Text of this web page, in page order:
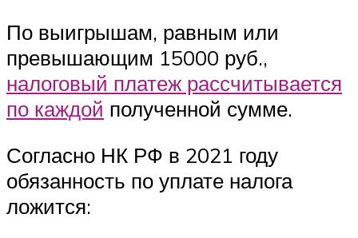
По выигрышам, равным или
превышающим 15000 руб.,
налоговый платеж рассчитывается
по каждой полученной сумме.
Согласно НК РФ в 2021 году
обязанность по уплате налога
ложится: